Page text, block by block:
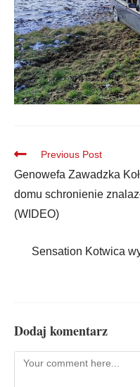
Previous Post
Genowefa Zawadzka
domu schronienie
(WIDEO)
Sensation Kotwica
Dodaj komentarz